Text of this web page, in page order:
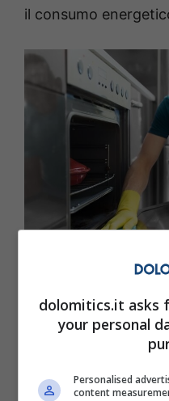
il consumo
Come pulire il forno
Se si sporca, il
cibi cotti al suo
dolomitics.it asks
your personal
Personalised
content